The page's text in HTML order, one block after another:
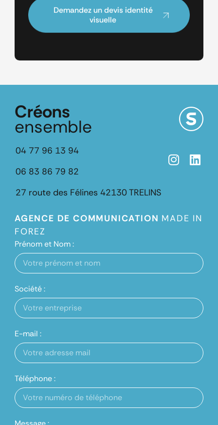
Demandez un devis identité
visuelle
Créons
ensemble
04 77 96 13 94
06 83 86 79 82
27 route des Félines 42130 TRELINS
AGENCE DE COMMUNICATION MADE IN
FOREZ
Prénom et Nom :
Société :
E-mail :
Téléphone :